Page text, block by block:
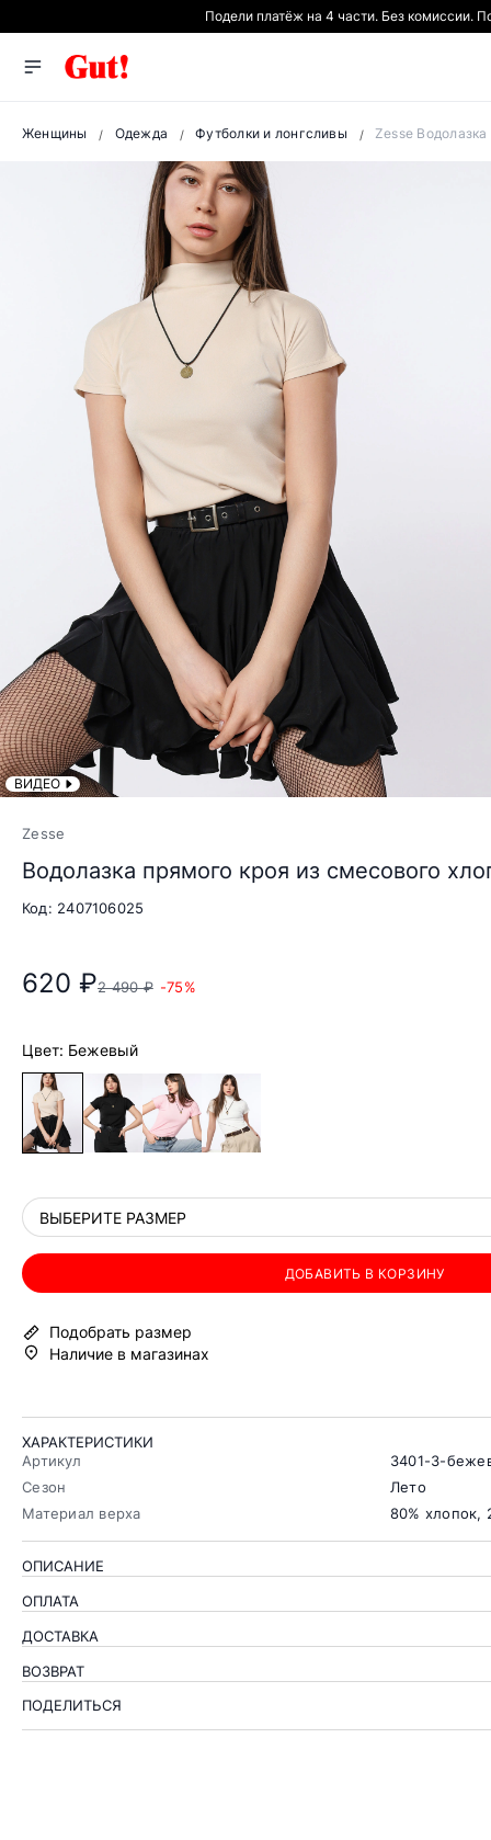
Подели платёж на 4 части. Без комиссии.
Женщины Одежда Футболки и лонгсливы Zesse
ВИДЕО
Zesse
Водолазка прямого кроя из смесового
Код: 2407106025
620 ₽2 490 ₽ -75%
Цвет: Бежевый
ВЫБЕРИТЕ РАЗМЕР
ДОБАВИТЬ В КОРЗИНУ
Подобрать размер
Наличие в магазинах
ХАРАКТЕРИСТИКИ
Артикул
3401-3-
Сезон
Лето
Материал верха
80% хлопок,
ОПИСАНИЕ
ОПЛАТА
ДОСТАВКА
ВОЗВРАТ
ПОДЕЛИТЬСЯ